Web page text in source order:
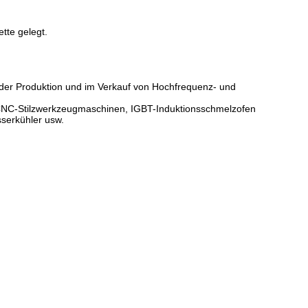
gelegt.
Produktion und im Verkauf von Hochfrequenz- und
Stilzwerkzeugmaschinen, IGBT-Induktionsschmelzofen
usw.